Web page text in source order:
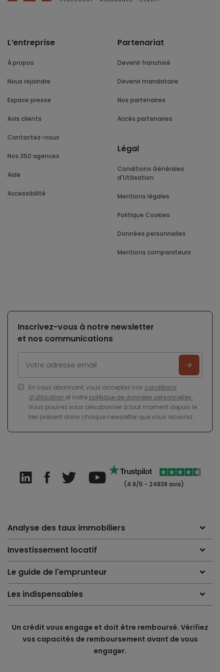
L’entreprise
À propos
Nous rejoindre
Espace presse
Avis clients
Contactez-nous
Nos 350 agences
Aide
Accessibilité
Partenariat
Devenir franchisé
Devenir mandataire
Nos partenaires
Accès partenaires
Légal
Conditions Générales
d'Utilisation
Mentions légales
Politique Cookies
Données personnelles
Mentions comparateurs
Inscrivez-vous à notre newsletter
et nos communications
En vous abonnant, vous acceptez nos conditions
d’utilisation et notre politique de données personnelles .
Vous pourrez vous désabonner à tout moment depuis le
lien présent dans chaque newsletter que vous recevrez.
(4.8/5 - 24838 avis)
Analyse des taux immobiliers
Investissement locatif
Le guide de l'emprunteur
Les indispensables
Un crédit vous engage et doit être remboursé. Vérifiez
vos capacités de remboursement avant de vous
engager.